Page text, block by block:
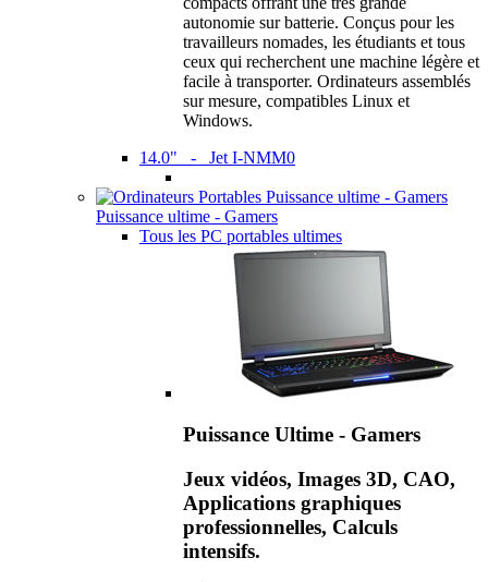
autonomie sur batterie. Conçus pour les
travailleurs nomades, les étudiants et tous
ceux qui recherchent une machine légère et
facile à transporter. Ordinateurs assemblés
sur mesure, compatibles Linux et
Windows.
14.0" - Jet I-NMM0
Puissance ultime - Gamers
Tous les PC portables ultimes
Puissance Ultime - Gamers
Jeux vidéos, Images 3D, CAO,
Applications graphiques
professionnelles, Calculs
intensifs.